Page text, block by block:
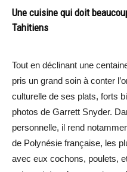
Une cuisine qui doit
Tahitiens
Tout en déclinant une
pris un grand soin à conter
culturelle de ses plats, forts
photos de Garrett Snyder.
personnelle, il rend
de Polynésie française, les
avec eux cochons, poulets,